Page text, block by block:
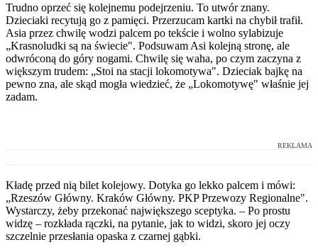
Trudno oprzeć się kolejnemu podejrzeniu. To utwór znany.
Dzieciaki recytują go z pamięci. Przerzucam kartki na chybił trafił.
Asia przez chwilę wodzi palcem po tekście i wolno sylabizuje
„Krasnoludki są na świecie". Podsuwam Asi kolejną stronę, ale
odwróconą do góry nogami. Chwilę się waha, po czym zaczyna z
większym trudem: „Stoi na stacji lokomotywa". Dzieciak bajkę na
pewno zna, ale skąd mogła wiedzieć, że „Lokomotywę" właśnie jej
zadam.
REKLAMA
Kładę przed nią bilet kolejowy. Dotyka go lekko palcem i mówi:
„Rzeszów Główny. Kraków Główny. PKP Przewozy Regionalne".
Wystarczy, żeby przekonać największego sceptyka. – Po prostu
widzę – rozkłada rączki, na pytanie, jak to widzi, skoro jej oczy
szczelnie przesłania opaska z czarnej gąbki.